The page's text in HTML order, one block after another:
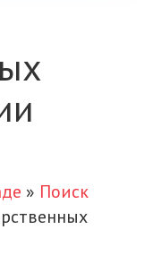
» Поиск